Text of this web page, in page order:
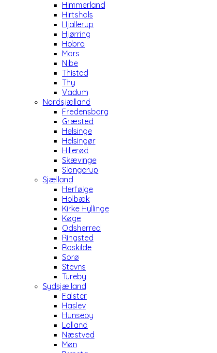
Himmerland
Hirtshals
Hjallerup
Hjørring
Hobro
Mors
Nibe
Thisted
Thy
Vadum
Nordsjælland
Fredensborg
Græsted
Helsinge
Helsingør
Hillerød
Skævinge
Slangerup
Sjælland
Herfølge
Holbæk
Kirke Hyllinge
Køge
Odsherred
Ringsted
Roskilde
Sorø
Stevns
Tureby
Sydsjælland
Falster
Haslev
Hunseby
Lolland
Næstved
Møn